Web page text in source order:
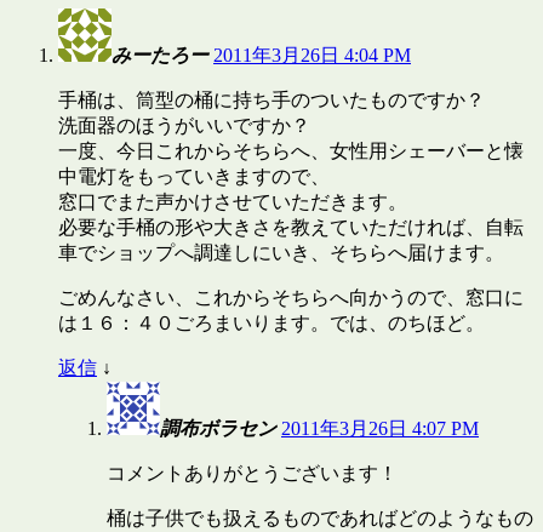
みーたろー 2011年3月26日 4:04 PM
手桶は、筒型の桶に持ち手のついたものですか？
洗面器のほうがいいですか？
一度、今日これからそちらへ、女性用シェーバーと懐
中電灯をもっていきますので、
窓口でまた声かけさせていただきます。
必要な手桶の形や大きさを教えていただければ、自転
車でショップへ調達しにいき、そちらへ届けます。
ごめんなさい、これからそちらへ向かうので、窓口に
は１６：４０ごろまいります。では、のちほど。
返信 ↓
調布ボラセン 2011年3月26日 4:07 PM
コメントありがとうございます！
桶は子供でも扱えるものであればどのようなもの